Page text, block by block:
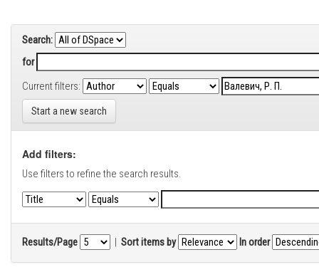
Search:
for
Current filters:
Start a new search
Add filters:
Use filters to refine the search results.
Results/Page | Sort items by In order